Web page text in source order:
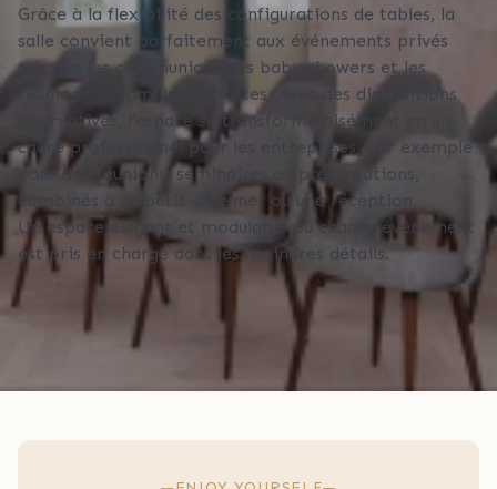
Grâce à la flexibilité des configurations de tables, la
salle convient parfaitement aux événements privés
tels que les communions, les baby showers et les
réunions de famille intimistes. Avec des dispositions
alternatives, l’espace se transforme aisément en un
cadre professionnel pour les entreprises, par exemple
pour des réunions, séminaires ou présentations,
combinés à un petit-déjeuner ou une réception.
Un espace élégant et modulable où chaque événement
est pris en charge dans les moindres détails.